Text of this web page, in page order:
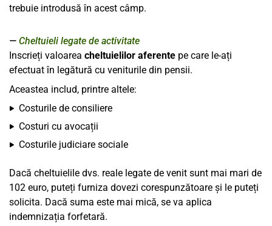
trebuie introdusă în acest câmp.
Cheltuieli legate de activitate
Inscrieți valoarea cheltuielilor aferente pe care le-ați
efectuat în legătură cu veniturile din pensii.
Aceastea includ, printre altele:
Costurile de consiliere
Costuri cu avocații
Costurile judiciare sociale
Dacă cheltuielile dvs. reale legate de venit sunt mai mari de
102 euro, puteți furniza dovezi corespunzătoare și le puteți
solicita. Dacă suma este mai mică, se va aplica
indemnizația forfetară.